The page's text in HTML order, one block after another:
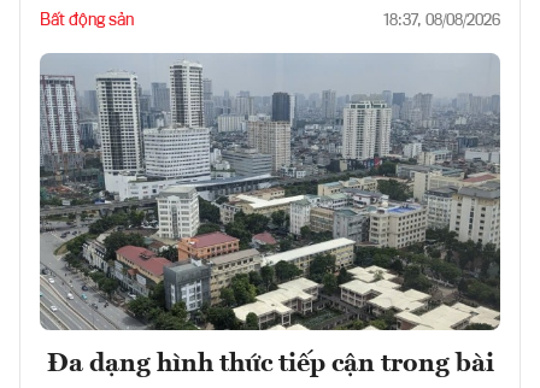
Bất động sản 18:37, 08/08/2026
Đa dạng hình thức tiếp cận trong bài